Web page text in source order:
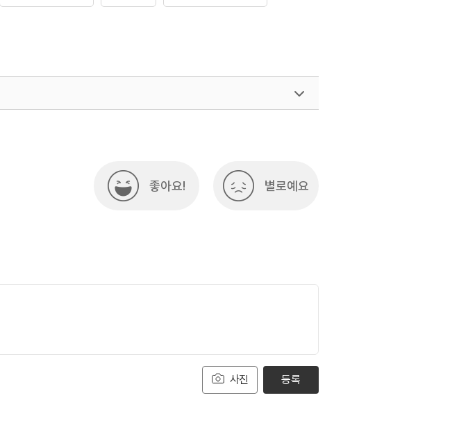
좋아요! 별로예요
사진 등록